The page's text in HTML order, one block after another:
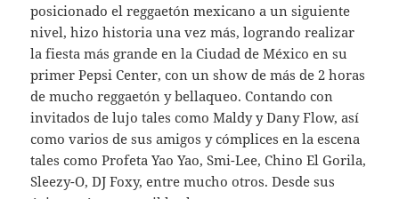
posicionado el reggaetón mexicano a un siguiente
nivel, hizo historia una vez más, logrando realizar
la fiesta más grande en la Ciudad de México en su
primer Pepsi Center, con un show de más de 2 horas
de mucho reggaetón y bellaqueo. Contando con
invitados de lujo tales como Maldy y Dany Flow, así
como varios de sus amigos y cómplices en la escena
tales como Profeta Yao Yao, Smi-Lee, Chino El Gorila,
Sleezy-O, DJ Foxy, entre mucho otros. Desde sus